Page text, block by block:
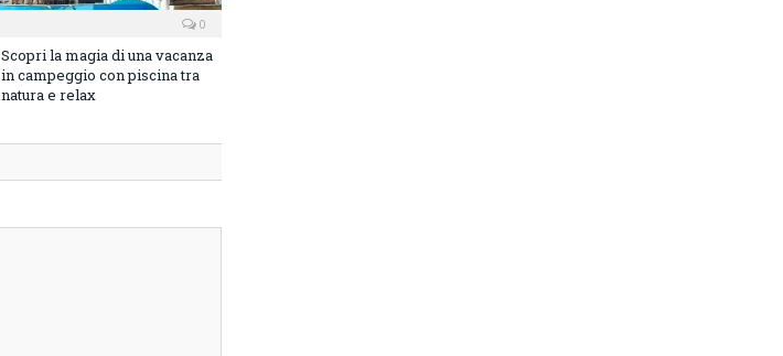
0
Scopri la magia di una vacanza
in campeggio con piscina tra
natura e relax